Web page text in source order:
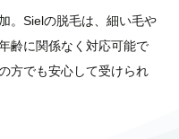
。Sielの脱毛は、細い毛や
齢に関係なく対応可能で
方でも安心して受けられ